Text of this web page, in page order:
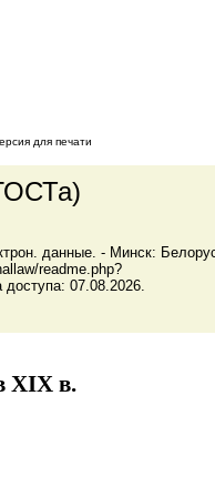
для печати
данные. - Минск:
readme.php?
07.08.2026.
XIX в.